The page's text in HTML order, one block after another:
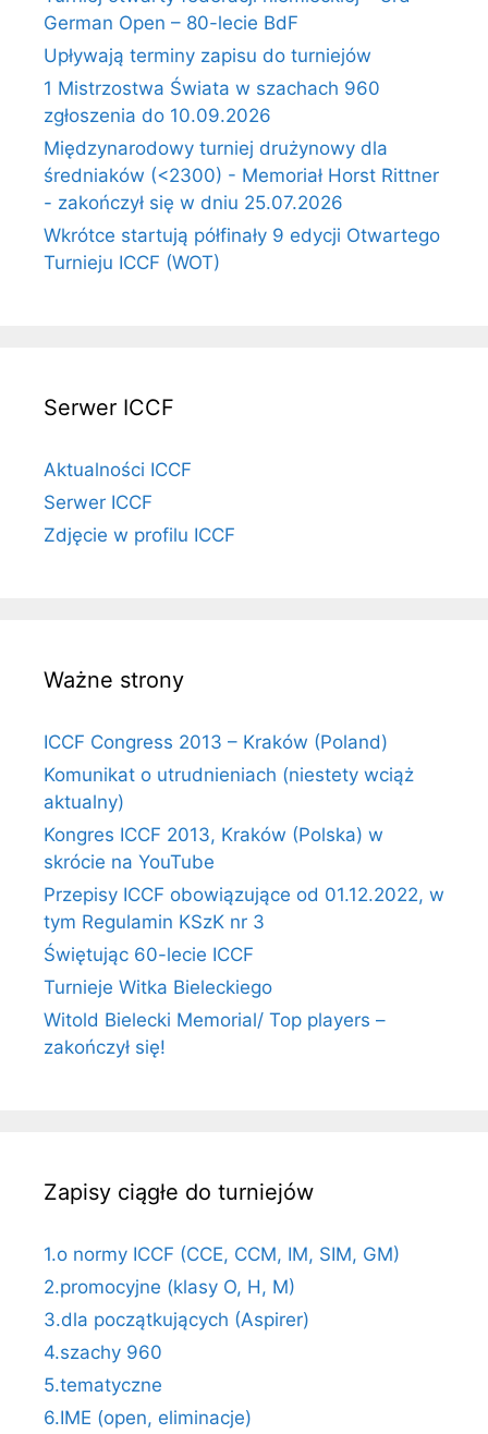
German Open – 80-lecie BdF
Upływają terminy zapisu do turniejów
1 Mistrzostwa Świata w szachach 960
zgłoszenia do 10.09.2026
Międzynarodowy turniej drużynowy dla
średniaków (<2300) - Memoriał Horst Rittner
- zakończył się w dniu 25.07.2026
Wkrótce startują półfinały 9 edycji Otwartego
Turnieju ICCF (WOT)
Serwer ICCF
Aktualności ICCF
Serwer ICCF
Zdjęcie w profilu ICCF
Ważne strony
ICCF Congress 2013 – Kraków (Poland)
Komunikat o utrudnieniach (niestety wciąż
aktualny)
Kongres ICCF 2013, Kraków (Polska) w
skrócie na YouTube
Przepisy ICCF obowiązujące od 01.12.2022, w
tym Regulamin KSzK nr 3
Świętując 60-lecie ICCF
Turnieje Witka Bieleckiego
Witold Bielecki Memorial/ Top players –
zakończył się!
Zapisy ciągłe do turniejów
1.o normy ICCF (CCE, CCM, IM, SIM, GM)
2.promocyjne (klasy O, H, M)
3.dla początkujących (Aspirer)
4.szachy 960
5.tematyczne
6.IME (open, eliminacje)